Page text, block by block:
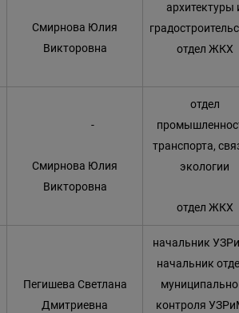
Смирнова Юлия
Викторовна
архитектуры
отдел ЖКХ
-
Смирнова Юлия
Викторовна
отдел
транспорта,
экологии
отдел ЖКХ
Пегишева Светлана
Дмитриевна
начальник
начальник
контроля